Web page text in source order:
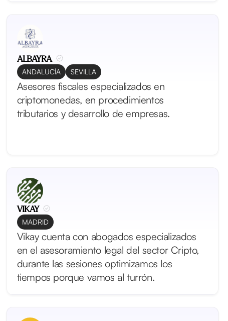
ALBAYRA
ANDALUCÍA SEVILLA
Asesores fiscales especializados en
criptomonedas, en procedimientos
tributarios y desarrollo de empresas.
VIKAY
MADRID
Vikay cuenta con abogados especializados
en el asesoramiento legal del sector Cripto,
durante las sesiones optimizamos los
tiempos porque vamos al turrón.